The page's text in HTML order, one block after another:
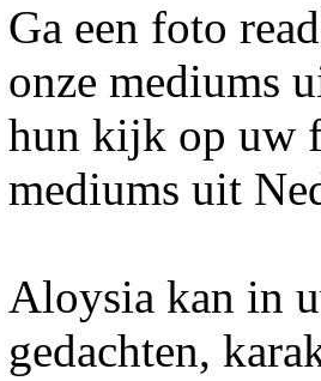
Ga een foto
onze mediums
hun kijk op uw
mediums uit
Aloysia kan in
gedachten,